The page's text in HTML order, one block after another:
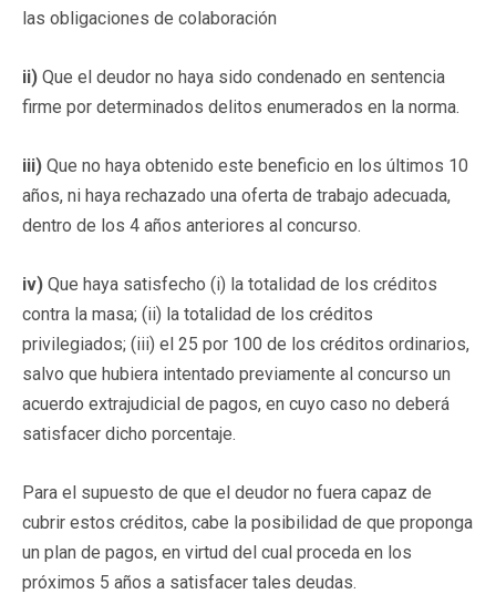
las obligaciones de colaboración
ii) Que el deudor no haya sido condenado en sentencia
firme por determinados delitos enumerados en la norma.
iii) Que no haya obtenido este beneficio en los últimos 10
años, ni haya rechazado una oferta de trabajo adecuada,
dentro de los 4 años anteriores al concurso.
iv) Que haya satisfecho (i) la totalidad de los créditos
contra la masa; (ii) la totalidad de los créditos
privilegiados; (iii) el 25 por 100 de los créditos ordinarios,
salvo que hubiera intentado previamente al concurso un
acuerdo extrajudicial de pagos, en cuyo caso no deberá
satisfacer dicho porcentaje.
Para el supuesto de que el deudor no fuera capaz de
cubrir estos créditos, cabe la posibilidad de que proponga
un plan de pagos, en virtud del cual proceda en los
próximos 5 años a satisfacer tales deudas.